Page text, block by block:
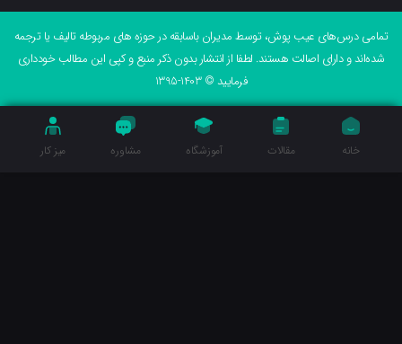
درس‌های عیب پوش، توسط مدیران باسابقه در حوزه های مربوطه تالیف یا ترجمه
و دارای اصالت هستند. لطفا از انتشار بدون ذکر منبع و کپی این مطالب خودداری
فرمایید © 1403-1395
مقالات آموزشگاه مشاوره